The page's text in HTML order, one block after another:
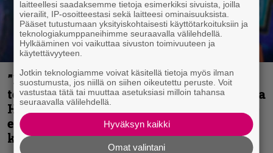
”Metallica on tiukempi kuin koskaan ja
te haluatte jonkun nulikan yrittävän olla
Hetfield?” – Pepper Keenan muisteli
ensimmäistä koesoittoaan hevijätin
kanssa
laitteellesi saadaksemme tietoja esimerkiksi sivuista, joilla
vierailit, IP-osoitteestasi sekä laitteesi ominaisuuksista.
Pääset tutustumaan yksityiskohtaisesti käyttötarkoituksiin ja
teknologiakumppaneihimme seuraavalla välilehdellä.
Hylkääminen voi vaikuttaa sivuston toimivuuteen ja
käytettävyyteen.
Jotkin teknologiamme voivat käsitellä tietoja myös ilman
suostumusta, jos niillä on siihen oikeutettu peruste. Voit
vastustaa tätä tai muuttaa asetuksiasi milloin tahansa
seuraavalla välilehdellä.
Hyväksyn kaikki
Omat valintani